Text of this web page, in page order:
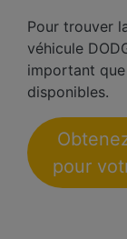
Pour trouver
véhicule
important
disponibles.
pour